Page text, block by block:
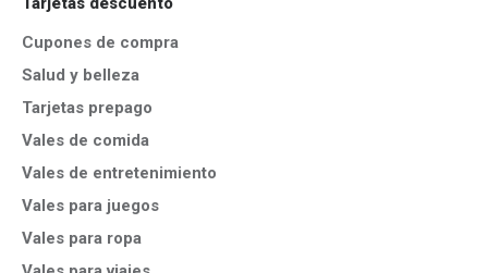
Cupones de compra
Salud y belleza
Tarjetas prepago
Vales de comida
Vales de entretenimiento
Vales para juegos
Vales para ropa